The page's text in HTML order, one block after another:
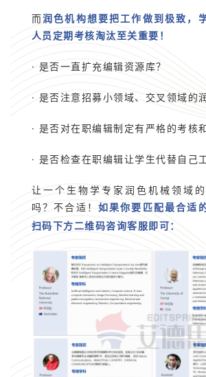
而润色机构想要把工作做到极致，
人员定期考核淘汰至关重要！
· 是否一直扩充编辑资源库？
· 是否注意招募小领域、交叉领域的
· 是否对在职编辑制定有严格的考核
· 是否检查在职编辑让学生代替自己
让一个生物学专家润色机械领域
吗？不合适！ 如果你要匹配最合适
扫码下方二维码咨询客服即可：